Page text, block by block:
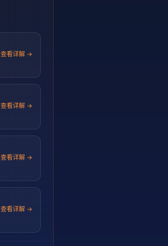
查看详解 →
查看详解 →
查看详解 →
查看详解 →